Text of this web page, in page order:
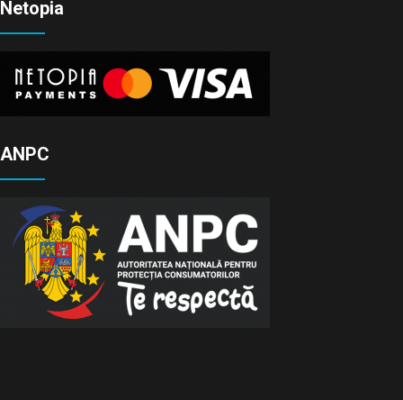
Netopia
ANPC